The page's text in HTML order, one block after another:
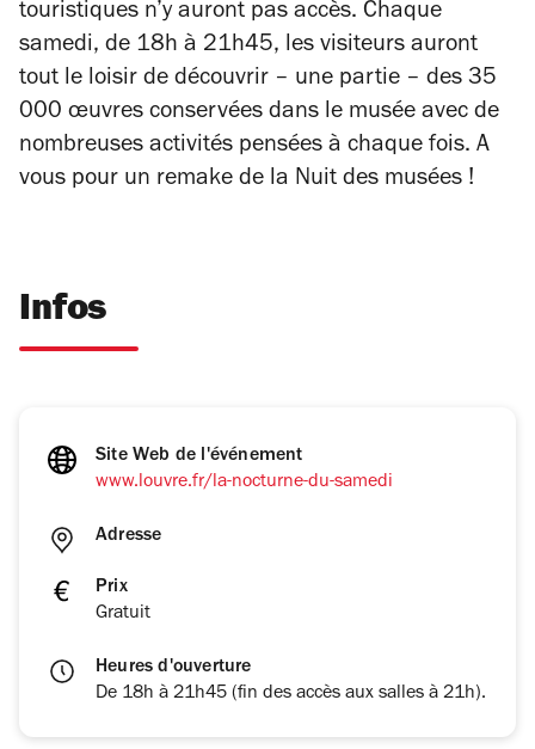
touristiques n’y auront pas accès. Chaque
samedi, de 18h à 21h45, les visiteurs auront
tout le loisir de découvrir – une partie – des 35
000 œuvres conservées dans le musée avec de
nombreuses activités pensées à chaque fois. A
vous pour un remake de la Nuit des musées !
Infos
Site Web de l'événement
www.louvre.fr/la-nocturne-du-samedi
Adresse
Prix
Gratuit
Heures d'ouverture
De 18h à 21h45 (fin des accès aux salles à 21h).